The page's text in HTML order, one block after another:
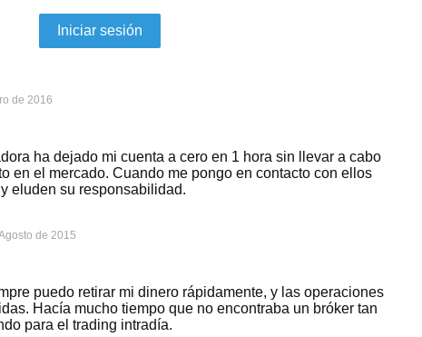
Iniciar sesión
de 2016
ha dejado mi cuenta a cero en 1 hora sin llevar a cabo
en el mercado. Cuando me pongo en contacto con ellos
eluden su responsabilidad.
de 2015
puedo retirar mi dinero rápidamente, y las operaciones
Hacía mucho tiempo que no encontraba un bróker tan
para el trading intradía.